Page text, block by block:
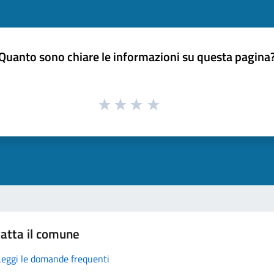
sono chiare le informazioni su questa
il comune
le domande frequenti